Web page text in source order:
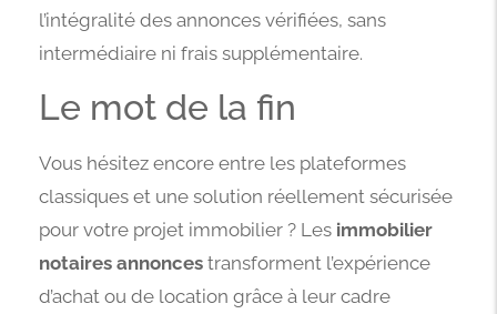
l’intégralité des annonces vérifiées, sans
intermédiaire ni frais supplémentaire.
Le mot de la fin
Vous hésitez encore entre les plateformes
classiques et une solution réellement sécurisée
pour votre projet immobilier ? Les immobilier
notaires annonces transforment l’expérience
d’achat ou de location grâce à leur cadre